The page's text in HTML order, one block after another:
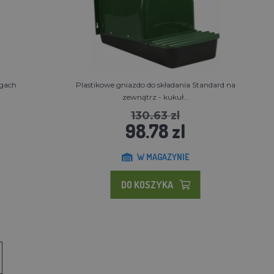
Plastikowe gniazdo do składania Standard na
zewnątrz - kukuł...
130.63 zl
98.78 zl
W MAGAZYNIE
DO KOSZYKA